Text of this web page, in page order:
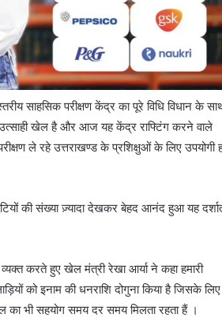
साहसिक परीक्षण केंद्र का पूरे विधि विधान के
उत्साही खेल है और आज यह केंद्र राफ्टिंग करने वाले
ले रहे उत्तराखण्ड के प्रशिक्षुओं के लिए उपयोगी
की संख्या ज़्यादा देखकर बेहद आनंद हुआ यह
करते हुए खेल मंत्री रेखा आर्या ने कहा हमारी
को इनाम की धनराशि दोगुना किया है जिसके लिए
का भी सहयोग समय दर समय मिलता रहता हैं ।